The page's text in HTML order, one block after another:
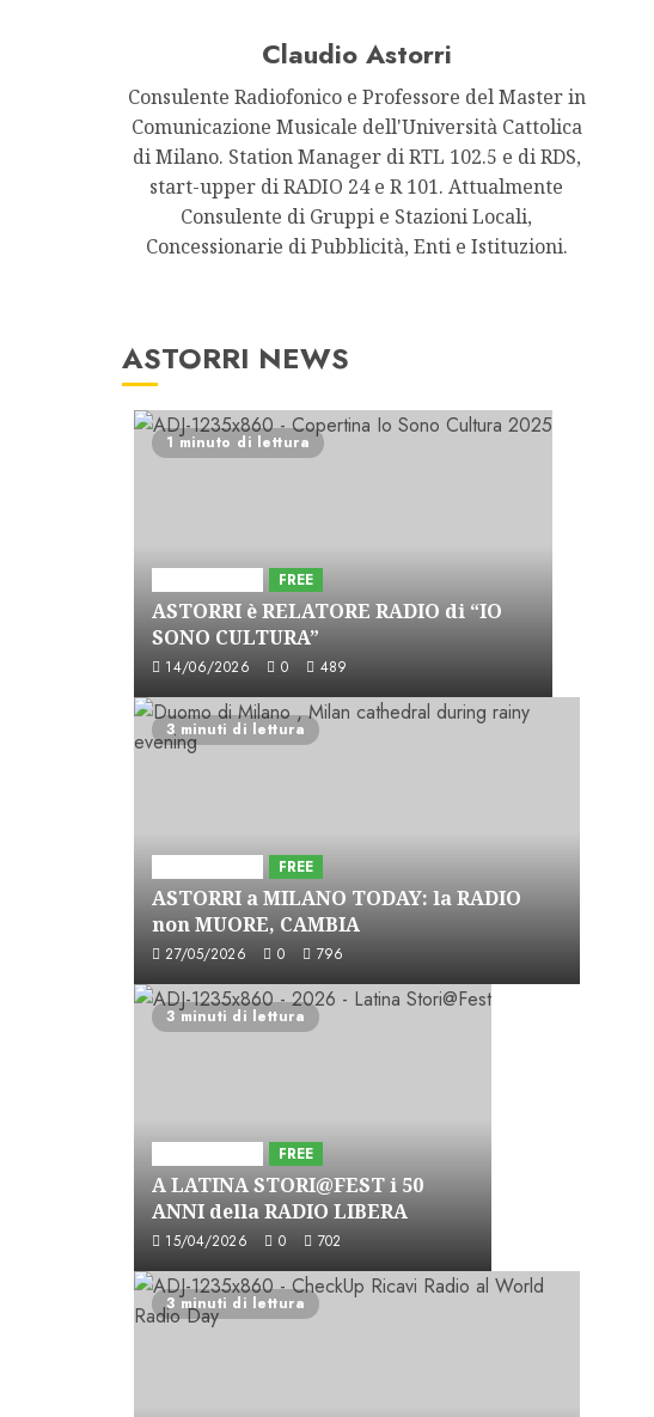
Claudio Astorri
Consulente Radiofonico e Professore del Master in
Comunicazione Musicale dell'Università Cattolica
di Milano. Station Manager di RTL 102.5 e di RDS,
start-upper di RADIO 24 e R 101. Attualmente
Consulente di Gruppi e Stazioni Locali,
Concessionarie di Pubblicità, Enti e Istituzioni.
ASTORRI NEWS
1 minuto di lettura
FREE
ASTORRI è RELATORE RADIO di “IO
SONO CULTURA”
14/06/2026 0 489
3 minuti di lettura
FREE
ASTORRI a MILANO TODAY: la RADIO
non MUORE, CAMBIA
27/05/2026 0 796
3 minuti di lettura
FREE
A LATINA STORI@FEST i 50
ANNI della RADIO LIBERA
15/04/2026 0 702
3 minuti di lettura